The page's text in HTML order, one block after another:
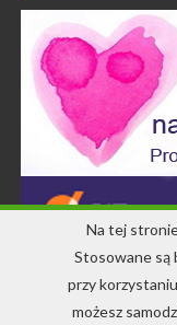
Kontakt
Na tej
Stosowane są
przy
możesz